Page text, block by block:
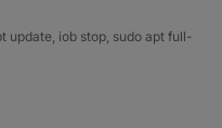
iob stop, sudo apt full-